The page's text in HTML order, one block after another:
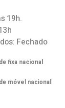
19h.
Fechado
fixa nacional
móvel nacional